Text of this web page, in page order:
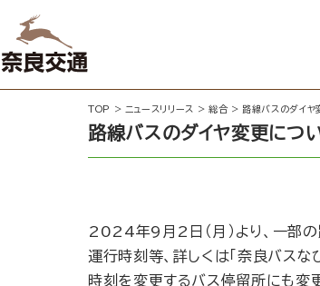
TOP > ニュースリリース > 総合> 路線バスのダイ
路線バスのダイヤ変更に
2024年9月2日（月）より、一部
運行時刻等、詳しくは「奈良バスな
時刻を変更するバス停留所にも変